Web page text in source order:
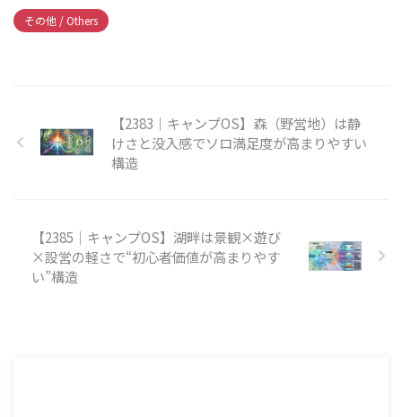
その他 / Others
【2383｜キャンプOS】森（野営地）は静
けさと没入感でソロ満足度が高まりやすい
構造
【2385｜キャンプOS】湖畔は景観×遊び
×設営の軽さで“初心者価値が高まりやす
い”構造